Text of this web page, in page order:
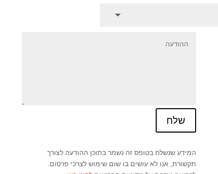
שלח
המידע שנשלח בטופס זה נשמר בתוכן ההודעה לצורך
תקשורת, אנו לא עושים בו שום שימוש לצרכי פרסום.